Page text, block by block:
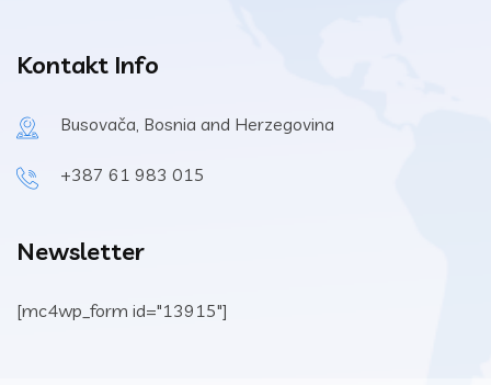
Kontakt Info
Busovača, Bosnia and Herzegovina
+387 61 983 015
Newsletter
[mc4wp_form id="13915"]